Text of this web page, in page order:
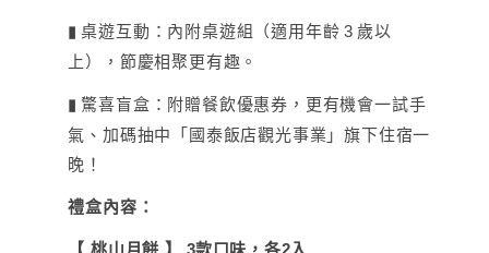
▮ 桌遊互動：內附桌遊組（適用年齡 3 歲以
上），節慶相聚更有趣。
▮ 驚喜盲盒：附贈餐飲優惠券，更有機會一試手
氣、加碼抽中「國泰飯店觀光事業」旗下住宿一
晚！
禮盒內容：